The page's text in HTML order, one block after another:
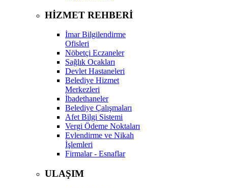
HİZMET REHBERİ
İmar Bilgilendirme
Ofisleri
Nöbetçi Eczaneler
Sağlık Ocakları
Devlet Hastaneleri
Belediye Hizmet
Merkezleri
İbadethaneler
Belediye Çalışmaları
Afet Bilgi Sistemi
Vergi Ödeme Noktaları
Evlendirme ve Nikah
İşlemleri
Firmalar - Esnaflar
ULAŞIM